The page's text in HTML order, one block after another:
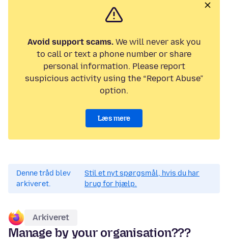
Avoid support scams.We will never ask you
to call or text a phone number or share
personal information. Please report
suspicious activity using the “Report Abuse”
option.
Læs mere
Denne tråd blev
arkiveret.
Stil et nyt spørgsmål, hvis du har
brug for hjælp.
Arkiveret
Manage by your organisation???